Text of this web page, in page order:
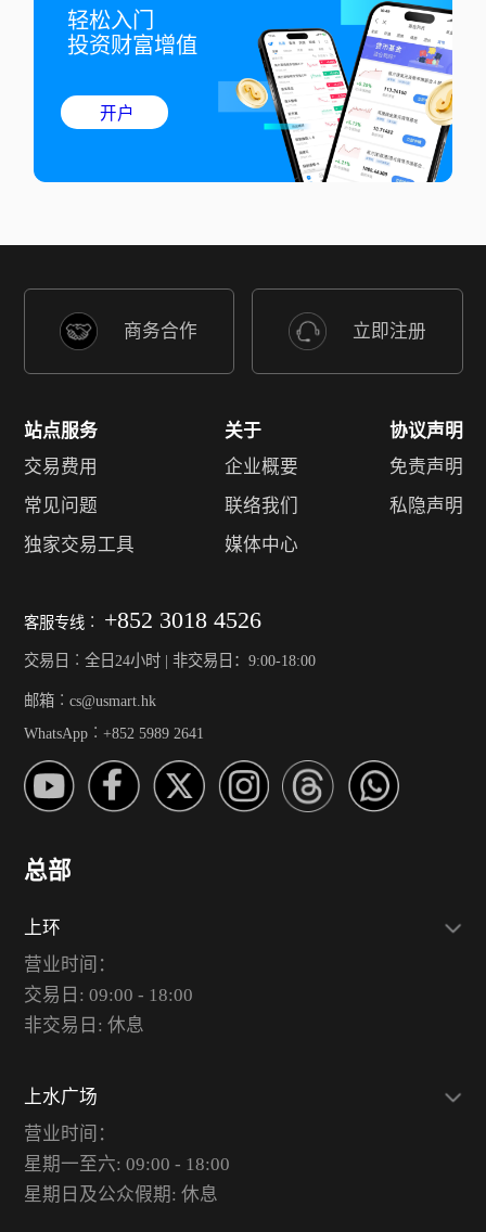
轻松入门
投资财富增值
开户
商务合作 立即注册
站点服务
交易费用
常见问题
独家交易工具
关于
企业概要
联络我们
媒体中心
协议声明
免责声明
私隐声明
客服专线︰ +852 3018 4526
交易日︰全日24小时 | 非交易日：9:00-18:00
邮箱︰cs@usmart.hk
WhatsApp︰+852 5989 2641
总部
上环
营业时间：
交易日: 09:00 - 18:00
非交易日: 休息
上水广场
营业时间：
星期一至六: 09:00 - 18:00
星期日及公众假期: 休息